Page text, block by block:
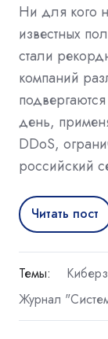
Ни для кого
известных
стали
компаний
день,
DDoS,
российский
Читать пост
Темы:
Журнал